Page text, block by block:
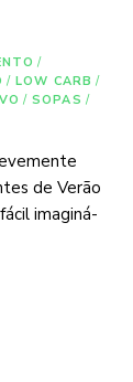
/
/ LOW CARB /
/ SOPAS /
de Verão
imaginá-